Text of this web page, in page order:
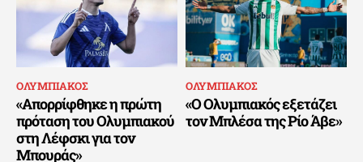
ΟΛΥΜΠΙΑΚΟΣ
«Απορρίφθηκε η πρώτη
πρόταση του Ολυμπιακού
στη Λέφσκι για τον
Μπουράς»
ΟΛΥΜΠΙΑΚΟΣ
«Ο Ολυμπιακός εξετάζει
τον Μπλέσα της Ρίο Άβε»